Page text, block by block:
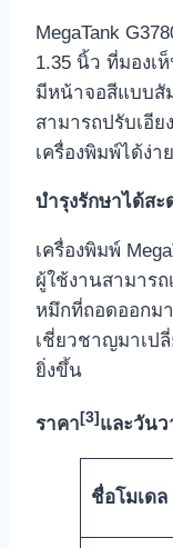
MegaTank
1.35 นิ้ว ที่มองเ
มีหน้าจอสีแบบสั
สามารถปรับเอี
เครื่องพิมพ์ได้ง่า
บำรุงรักษาได้สะ
เครื่องพิมพ์
ผู้ใช้งานสามาร
หมึกที่ถอดออกม
เชี่ยวชาญมาเป
ยิ่งขึ้น
ราคา[3]และวัน
ชื่อโมเดล